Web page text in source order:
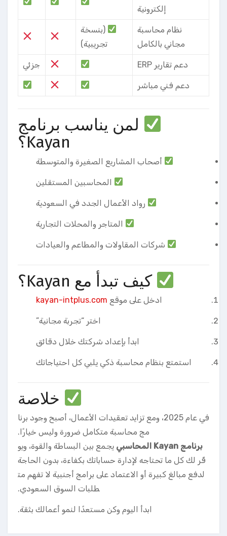
إلكترونية
نظام محاسبة
مجاني بالكامل
(بنسخة
تجريبية)
دعم تقارير ERP جزئي
دعم فني مباشر
لمن يناسب برنامج
Kayan؟
أصحاب المشاريع الصغيرة والمتوسطة
المحاسبين المستقلين
رواد الأعمال الجدد في السعودية
المتاجر والمحلات التجارية
شركات المقاولات والمطاعم والعيادات
كيف تبدأ مع Kayan؟
ادخل على موقع kayan-intplus.com
اختر “تجربة مجانية”
ابدأ بإعداد شركتك خلال دقائق
استمتع بنظام محاسبة ذكي يلبي كل احتياجاتك
خلاصة
في عام 2025، ومع تزايد تعقيدات الأعمال، أصبح وجود برنا
مج محاسبة متكامل ضرورة وليس خيارًا.
برنامج Kayan المحاسبي
يجمع بين البساطة والقوة، ويو
فّر لك كل ما تحتاجه لإدارة حساباتك بكفاءة، بدون الحاجة
لدفع مبالغ كبيرة أو الاعتماد على برامج أجنبية لا تفهم مت
طلبات السوق السعودي.
ابدأ اليوم وكن مستعدًا لنمو أعمالك بثقة.